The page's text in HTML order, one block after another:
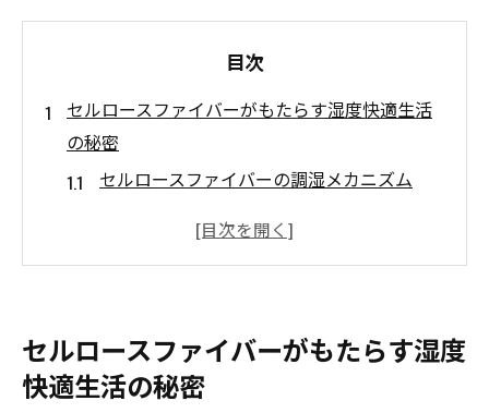
目次
セルロースファイバーがもたらす湿度快適生活
の秘密
セルロースファイバーの調湿メカニズム
湿度快適生活を支えるセルロースファイバ
セルロースファイバーがもたらす快適な湿
度バランス
セルロースファイバーがもたらす湿度
快適生活の秘密